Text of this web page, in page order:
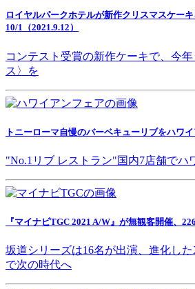
ロイヤルパークホテルが新作クリスマスケー
10/1（2021.9.12）
コンテスト受賞の新作ケーキで、今
ス〉を
トニーローマ自慢のバーベキューリブをハワイ
"No.1リブ レストラン"国内7店舗でハ
『マイナビTGC 2021 A/W』が無観客開催、
坂道シリーズは16名が出演、進化し
で次の時代へ